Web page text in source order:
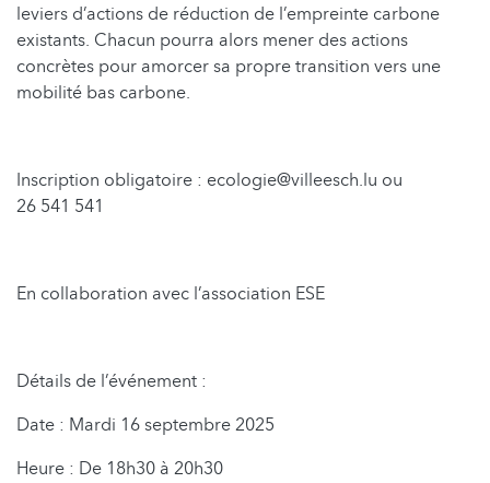
leviers d’actions de réduction de l’empreinte carbone
existants. Chacun pourra alors mener des actions
concrètes pour amorcer sa propre transition vers une
mobilité bas carbone.
Inscription obligatoire : ecologie@villeesch.lu ou
26 541 541
En collaboration avec l’association ESE
Détails de l’événement :
Date : Mardi 16 septembre 2025
Heure : De 18h30 à 20h30